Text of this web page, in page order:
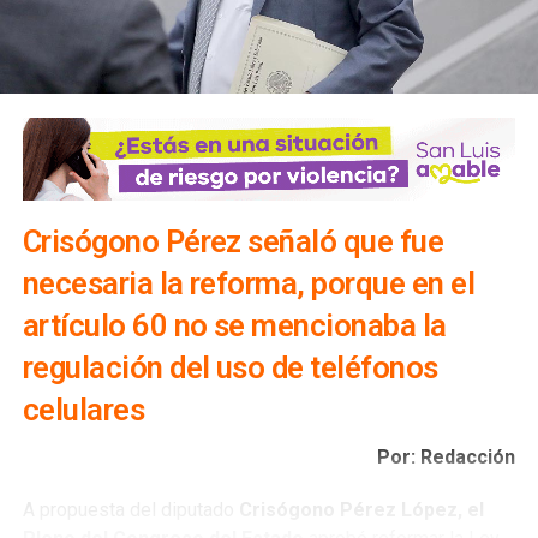
Crisógono Pérez señaló que fue
necesaria la reforma, porque en el
artículo 60 no se mencionaba la
regulación del uso de teléfonos
celulares
Por: Redacción